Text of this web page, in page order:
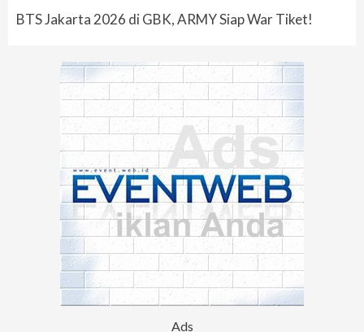
BTS Jakarta 2026 di GBK, ARMY Siap War Tiket!
Ads